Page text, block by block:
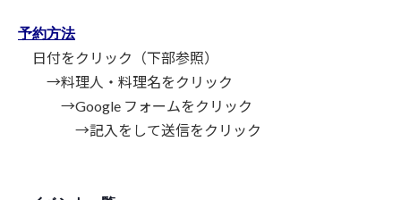
予約方法
日付をクリック（下部参照）
→料理人・料理名をクリック
→Google フォームをクリック
→記入をして送信をクリック